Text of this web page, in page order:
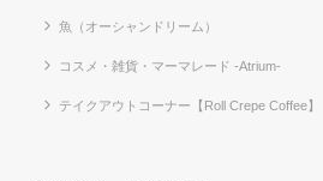
魚（オーシャンドリーム）
コスメ・雑貨・マーマレード -Atrium-
テイクアウトコーナー【Roll Crepe Coffee】